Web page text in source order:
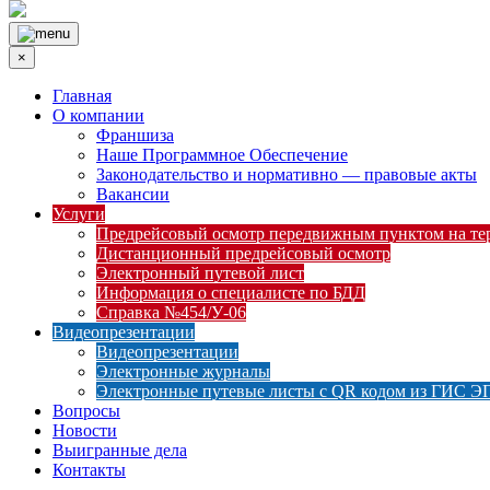
×
Главная
О компании
Франшиза
Наше Программное Обеспечение
Законодательство и нормативно — правовые акты
Вакансии
Услуги
Предрейсовый осмотр передвижным пунктом на
Дистанционный предрейсовый осмотр
Электронный путевой лист
Информация о специалисте по БДД
Справка №454/У-06
Видеопрезентации
Видеопрезентации
Электронные журналы
Электронные путевые листы с QR кодом из ГИС
Вопросы
Новости
Выигранные дела
Контакты